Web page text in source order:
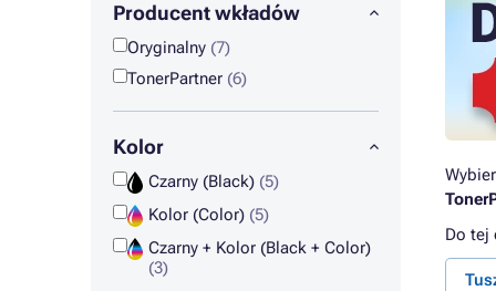
Producent wkładów
Oryginalny (7)
TonerPartner (6)
Kolor
Czarny (Black) (5)
Kolor (Color) (5)
Czarny + Kolor (Black + Color)
(3)
Do tej